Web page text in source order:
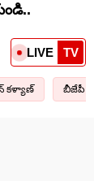
LIVE TV
కళ్యాణ్ బీజేపీ